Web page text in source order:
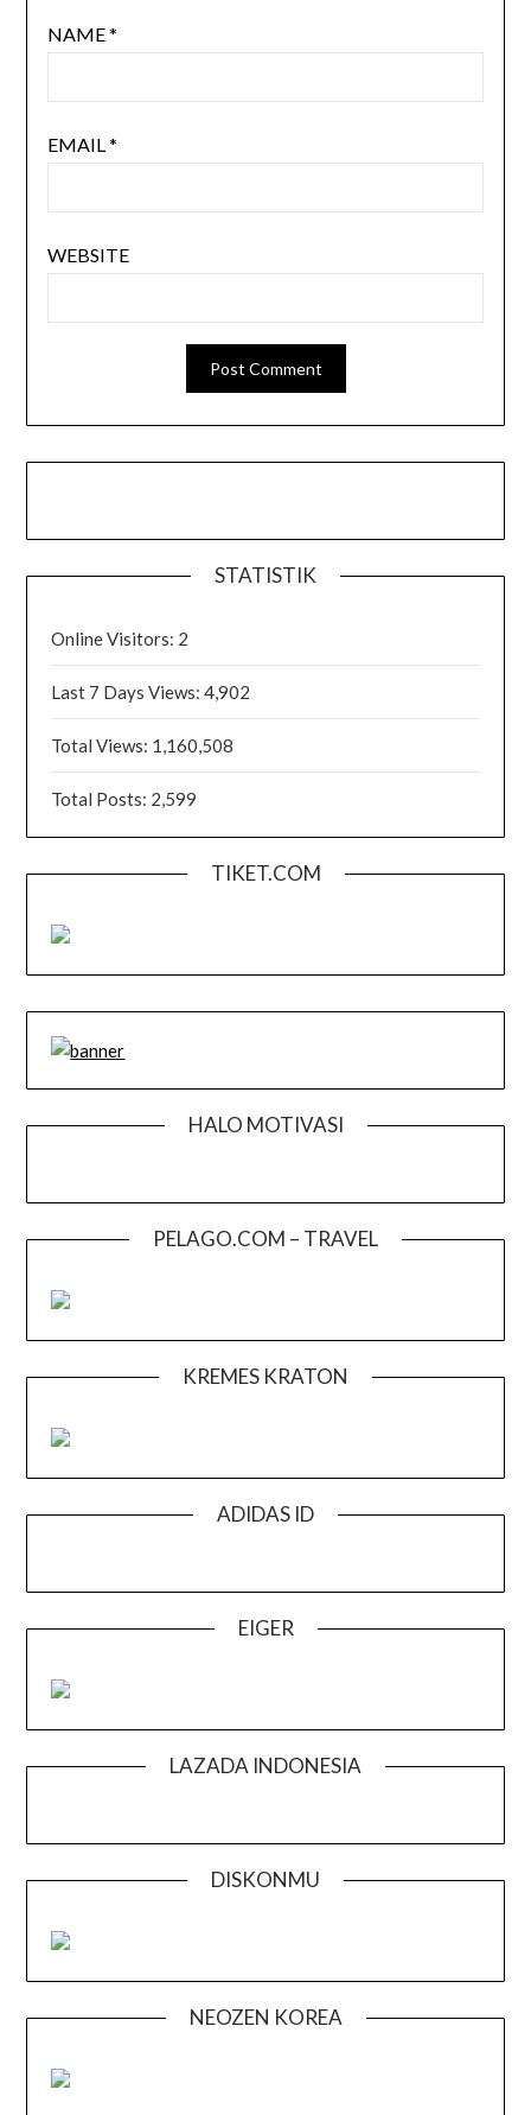
NAME*
EMAIL*
WEBSITE
STATISTIK
Online Visitors: 2
Last 7 Days Views:4,902
Total Views: 1,160,508
Total Posts: 2,599
TIKET.COM
HALO MOTIVASI
PELAGO.COM – TRAVEL
KREMES KRATON
ADIDAS ID
EIGER
LAZADA INDONESIA
DISKONMU
NEOZEN KOREA